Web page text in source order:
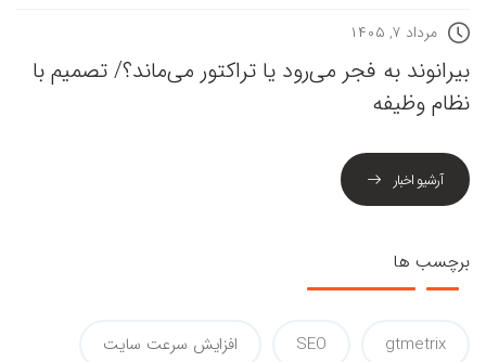
مرداد ۷, ۱۴۰۵
بیرانوند به فجر می‌رود یا تراکتور می‌ماند؟/ تصمیم با
نظام وظیفه
آرشیو اخبار
برچسب ها
gtmetrix
SEO افزایش سرعت سایت